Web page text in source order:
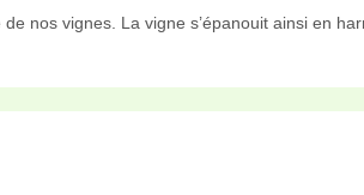
nos vignes. La vigne s’épanouit ainsi en